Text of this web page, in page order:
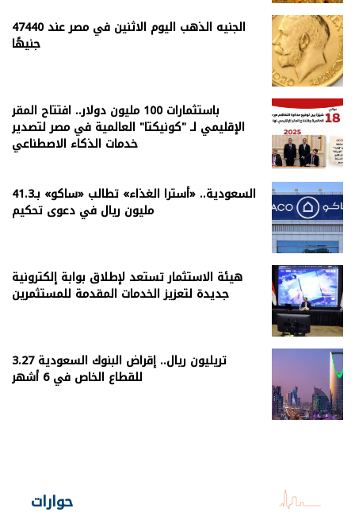
الجنيه الذهب اليوم الاثنين في مصر عند 47440
جنيهًا
باستثمارات 100 مليون دولار.. افتتاح المقر
الإقليمي لـ "كونيكتا" العالمية في مصر لتصدير
خدمات الذكاء الاصطناعي
السعودية.. «أسترا الغذاء» تطالب «ساكو» بـ41.3
مليون ريال في دعوى تحكيم
هيئة الاستثمار تستعد لإطلاق بوابة إلكترونية
جديدة لتعزيز الخدمات المقدمة للمستثمرين
3.27 تريليون ريال.. إقراض البنوك السعودية
للقطاع الخاص في 6 أشهر
حوارات